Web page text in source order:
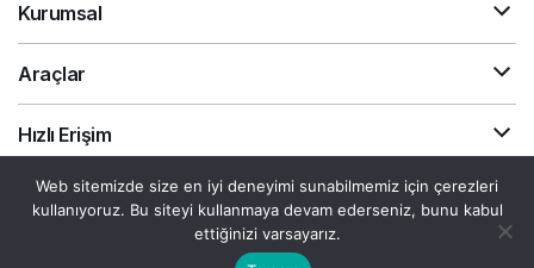
Kurumsal
Araçlar
Hızlı Erişim
Gizlilik Sözleşmesi Akış Canlı Döviz
© Telif Hakkı 2026, Tüm Hakları Saklıdır.
Web sitemizde size en iyi deneyimi sunabilmemiz için çerezleri
kullanıyoruz. Bu siteyi kullanmaya devam ederseniz, bunu kabul
ettiğinizi varsayarız.